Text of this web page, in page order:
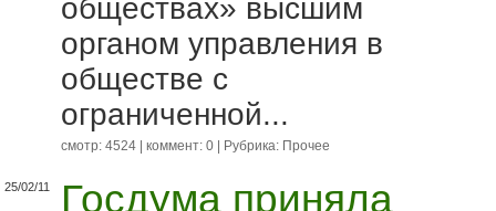
обществах» высшим
органом управления в
обществе с
ограниченной...
смотр: 4524 | коммент: 0 | Рубрика: Прочее
25/02/11 Госдума приняла